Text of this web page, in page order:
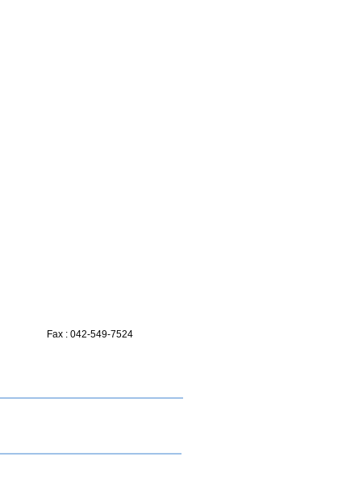
Fax : 042-549-7524